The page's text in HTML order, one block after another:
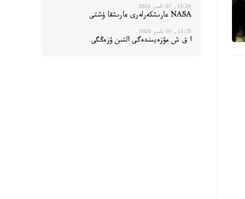
13:24, 07 تامىز 2026
NASA عارىشكەرلەرى عارىشقا ۇشتى
11:25, 07 تامىز 2026
ا ق ش مۋزەيىندەگى التىن ۇزەڭگى